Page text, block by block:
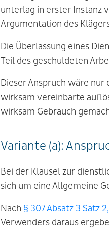
unterlag in erster Instanz
Argumentation des
Die Überlassung eines
Teil des geschuldeten
Dieser Anspruch wäre
wirksam vereinbarte
wirksam Gebrauch
Variante (a):
Bei der Klausel zur
sich um eine Allgemeine
Nach § 307 Absatz 3 Satz
Verwenders daraus